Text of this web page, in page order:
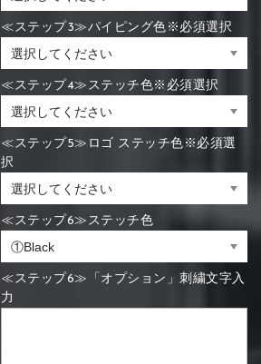
≪ステップ3≫パイピング色※必須選択
≪ステップ4≫ステッチ色※必須選択
≪ステップ5≫ロゴ ステッチ色※必須選
択
≪ステップ6≫ステッチ色
≪ステップ6≫「オプション」刺繍文字入
力